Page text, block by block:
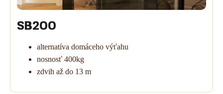
SB200
alternatíva domáceho výťahu
nosnosť 400kg
zdvih až do 13 m